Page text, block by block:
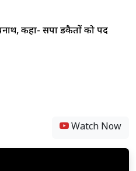
कहा- सपा डकैतों को पद
Watch Now